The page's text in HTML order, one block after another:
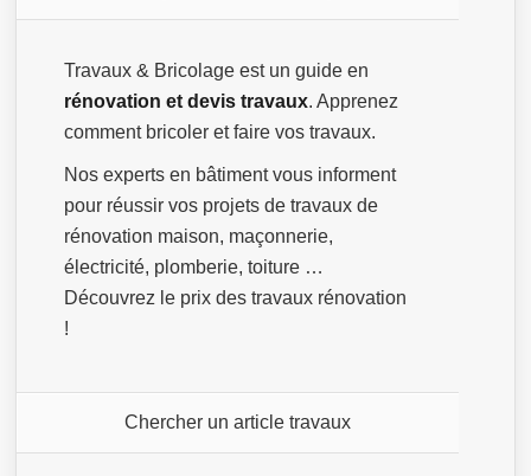
Travaux & Bricolage est un guide en
rénovation et devis travaux. Apprenez
comment bricoler et faire vos travaux.
Nos experts en bâtiment vous informent
pour réussir vos projets de travaux de
rénovation maison, maçonnerie,
électricité, plomberie, toiture …
Découvrez le prix des travaux rénovation
!
Chercher un article travaux